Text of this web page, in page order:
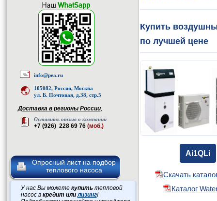
info@pea.ru
105082, Россия, Москва
ул. Б. Почтовая, д.38, стр.5
Доставка в регионы России,
Оставить отзыв о компании
+7 (926) 228 69 76 (моб.)
Опросный лист на подбор
теплового насоса
У нас Вы можете купитьтепловой
насос в кредит илилизинг!
Купить
по лучшей цене
Ai1QLi
Скачать
Каталог